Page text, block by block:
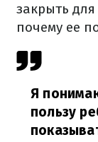
закрыть
почему ее
Я
пользу